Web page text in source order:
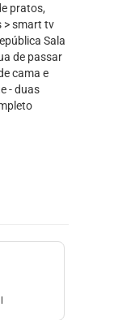
pratos,
> smart tv
Sala
de passar
cama e
- duas